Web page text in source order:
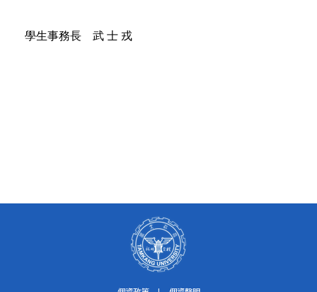
學生事務長 武 士 戎